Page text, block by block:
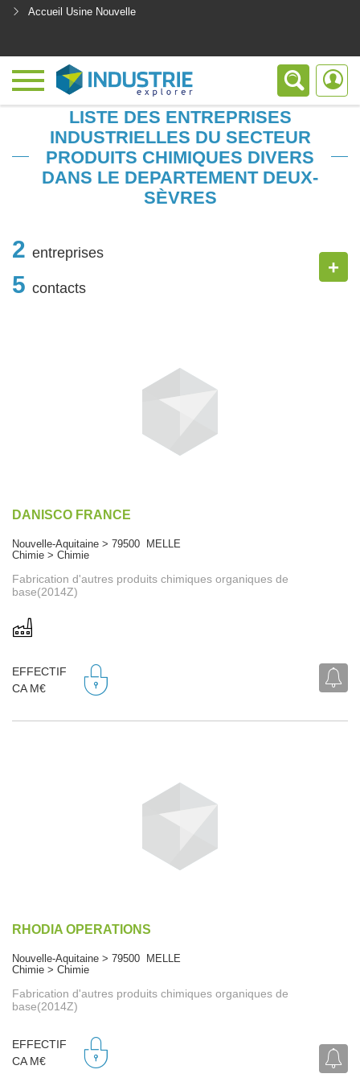
Accueil Usine Nouvelle
LISTE DES ENTREPRISES
INDUSTRIELLES DU SECTEUR
PRODUITS CHIMIQUES DIVERS
DANS LE DEPARTEMENT DEUX-
SÈVRES
2 entreprises
5 contacts
+
DANISCO FRANCE
Nouvelle-Aquitaine > 79500 MELLE
Chimie > Chimie
Fabrication d'autres produits chimiques organiques de
base(2014Z)
EFFECTIF
CA M€
RHODIA OPERATIONS
Nouvelle-Aquitaine > 79500 MELLE
Chimie > Chimie
Fabrication d'autres produits chimiques organiques de
base(2014Z)
EFFECTIF
CA M€